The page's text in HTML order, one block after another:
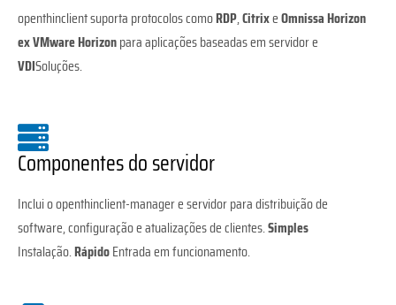
openthinclient suporta protocolos comoRDP,CitrixeOmnissa Horizon
ex VMware Horizonpara aplicações baseadas em servidor e
VDISoluções.
Componentes do servidor
Inclui o openthinclient-manager e servidor para distribuição de
software, configuração e atualizações de clientes.Simples
Instalação.RápidoEntrada em funcionamento.